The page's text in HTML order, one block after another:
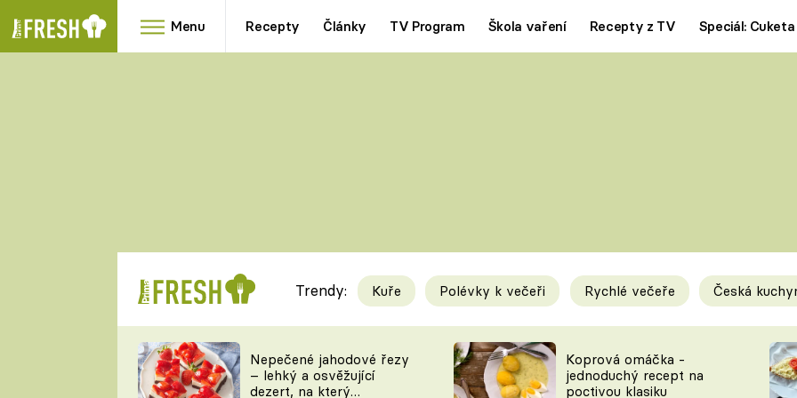
Menu Recepty Články TV Program Škola vaření Recepty z TV Speciál: Cuketa
RYCHLOVKY
Videorecepty
TEĎ VAŘÍ ŠÉF!
Tipy a triky
KAM ZA JÍDLEM
Trendy: Kuře Polévky k večeři Rychlé večeře Česká
Nepečené jahodové řezy
– lehký a osvěžující
dezert, na který
Koprová omáčka -
jednoduchý recept na
poctivou klasiku